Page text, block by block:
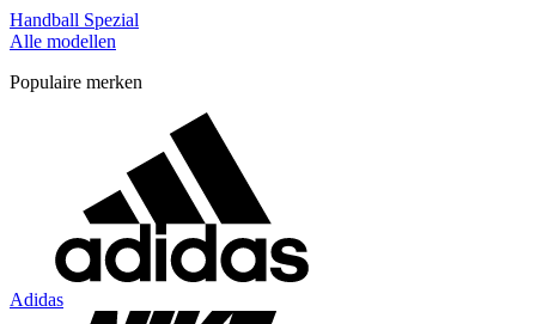
Handball Spezial
Alle modellen
Populaire merken
Adidas